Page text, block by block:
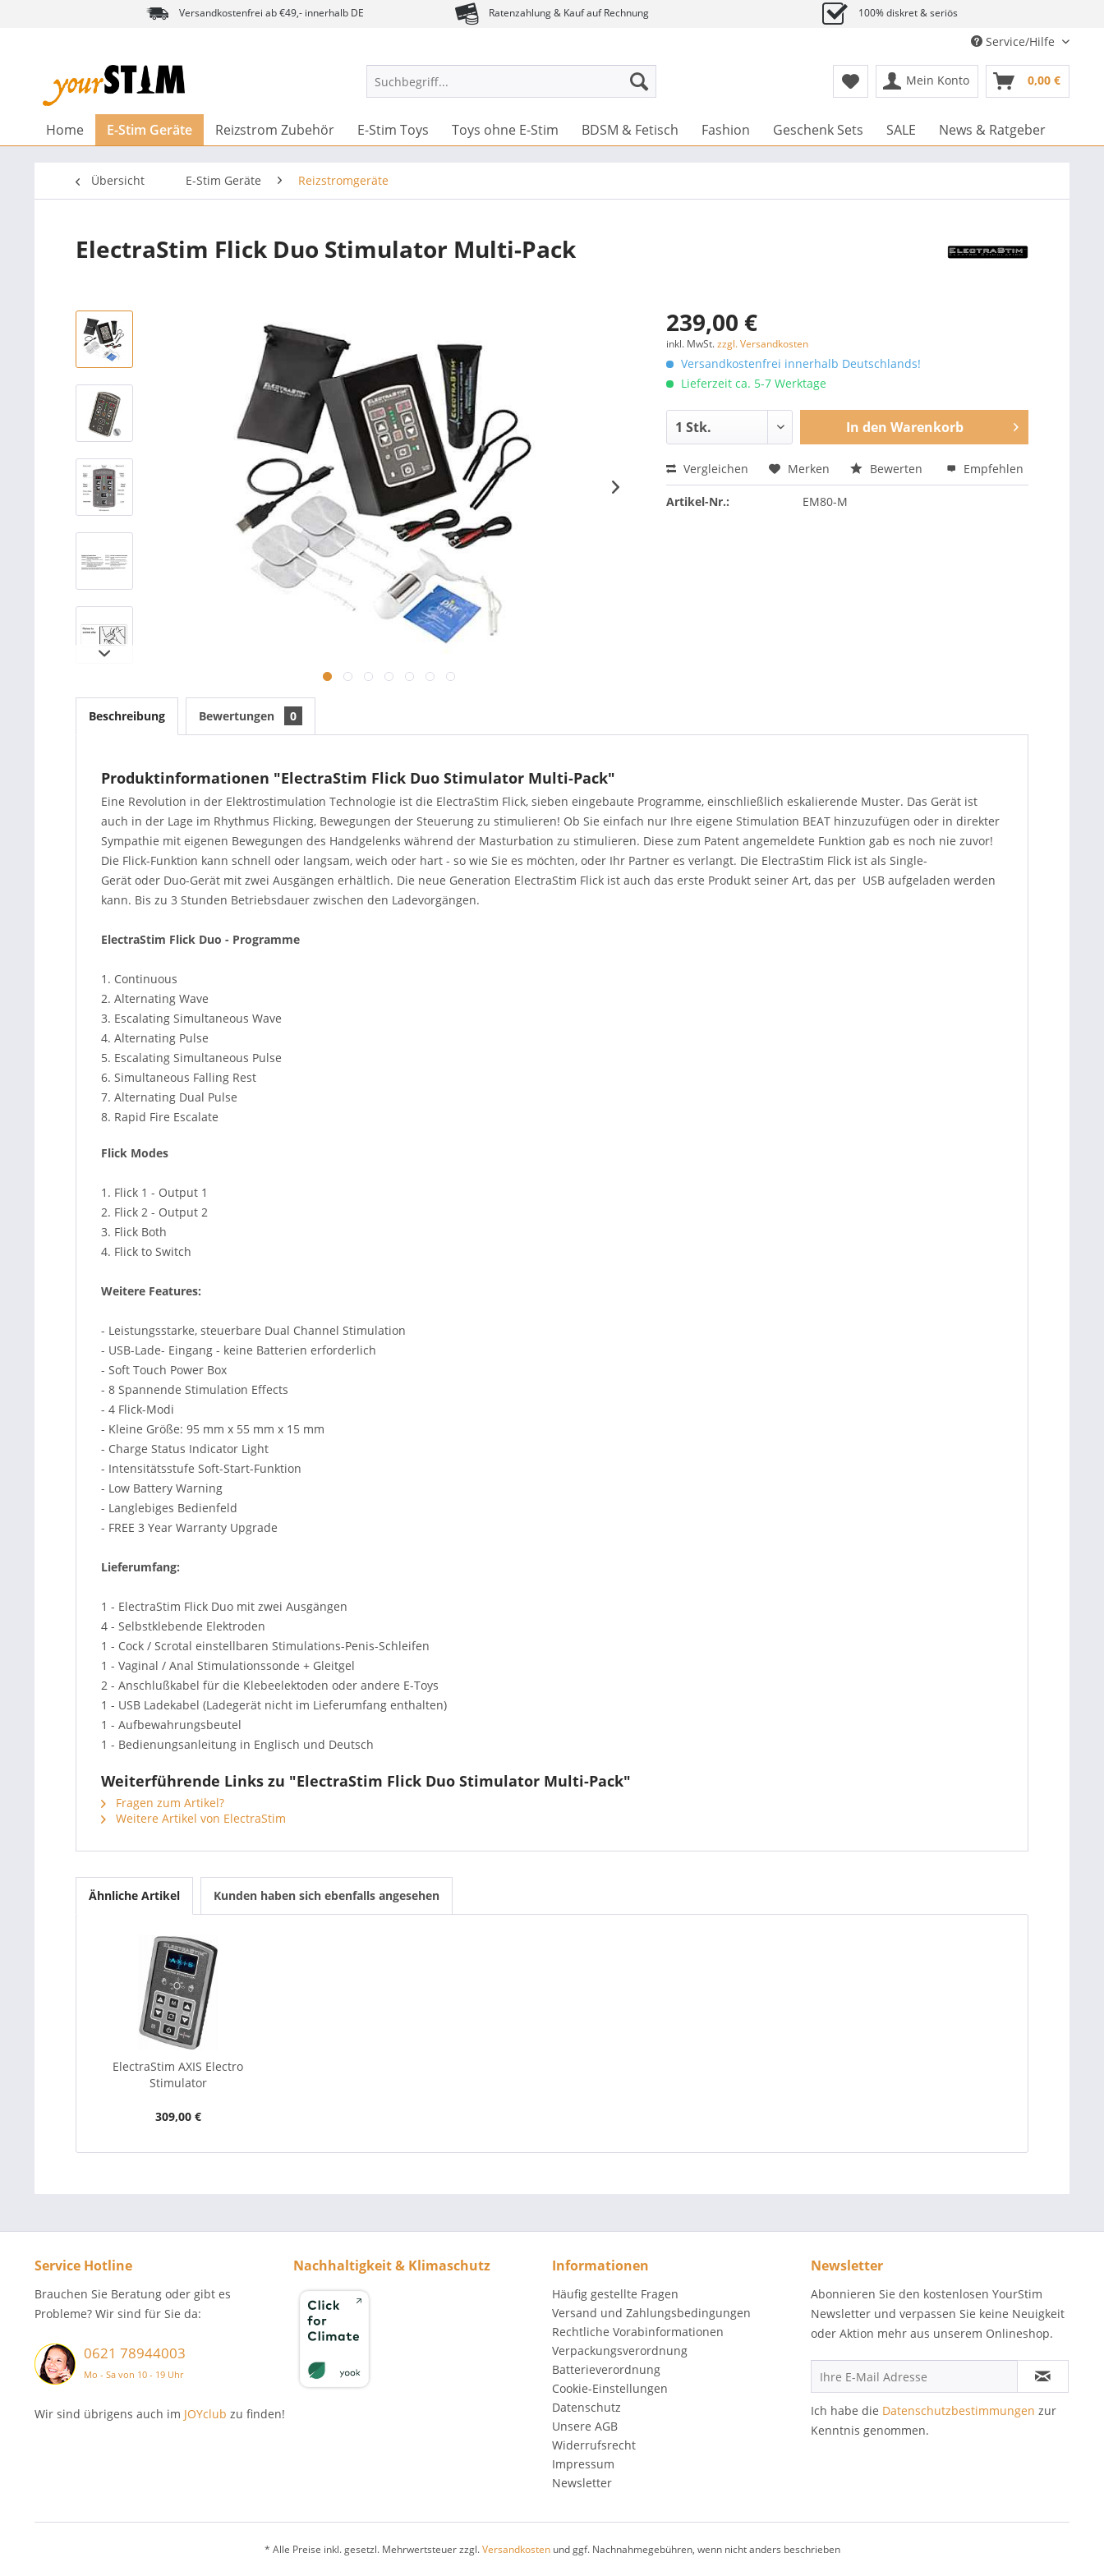
Versandkostenfrei ab €49,- innerhalb DE Ratenzahlung & Kauf auf Rechnung 100% diskret & seriös
Service/Hilfe
Mein Konto 0,00 €
Home E-Stim Geräte Reizstrom Zubehör E-Stim Toys Toys ohne E-Stim BDSM & Fetisch Fashion Geschenk Sets SALE News & Ratgeber
Übersicht E-Stim Geräte Reizstromgeräte
ElectraStim Flick Duo Stimulator Multi-Pack
239,00 €
inkl. MwSt.zzgl. Versandkosten
Versandkostenfrei innerhalb Deutschlands!
Lieferzeit ca. 5-7 Werktage
In den Warenkorb
Vergleichen Merken Bewerten Empfehlen
Artikel-Nr.: EM80-M
Beschreibung Bewertungen 0
Produktinformationen "ElectraStim Flick Duo Stimulator Multi-Pack"
Eine Revolution in der Elektrostimulation Technologie ist die ElectraStim Flick, sieben eingebaute Programme, einschließlich eskalierende Muster. Das Gerät ist
auch in der Lage im Rhythmus Flicking, Bewegungen der Steuerung zu stimulieren! Ob Sie einfach nur Ihre eigene Stimulation BEAT hinzuzufügen oder in direkter
Sympathie mit eigenen Bewegungen des Handgelenks während der Masturbation zu stimulieren. Diese zum Patent angemeldete Funktion gab es noch nie zuvor!
Die Flick-Funktion kann schnell oder langsam, weich oder hart - so wie Sie es möchten, oder Ihr Partner es verlangt. Die ElectraStim Flick ist als Single-
Gerät oder Duo-Gerät mit zwei Ausgängen erhältlich. Die neue Generation ElectraStim Flick ist auch das erste Produkt seiner Art, das per USB aufgeladen werden
kann. Bis zu 3 Stunden Betriebsdauer zwischen den Ladevorgängen.
ElectraStim Flick Duo - Programme
1. Continuous
2. Alternating Wave
3. Escalating Simultaneous Wave
4. Alternating Pulse
5. Escalating Simultaneous Pulse
6. Simultaneous Falling Rest
7. Alternating Dual Pulse
8. Rapid Fire Escalate
Flick Modes
1. Flick 1 - Output 1
2. Flick 2 - Output 2
3. Flick Both
4. Flick to Switch
Weitere Features:
- Leistungsstarke, steuerbare Dual Channel Stimulation
- USB-Lade- Eingang - keine Batterien erforderlich
- Soft Touch Power Box
- 8 Spannende Stimulation Effects
- 4 Flick-Modi
- Kleine Größe: 95 mm x 55 mm x 15 mm
- Charge Status Indicator Light
- Intensitätsstufe Soft-Start-Funktion
- Low Battery Warning
- Langlebiges Bedienfeld
- FREE 3 Year Warranty Upgrade
Lieferumfang:
1 - ElectraStim Flick Duo mit zwei Ausgängen
4 - Selbstklebende Elektroden
1 - Cock / Scrotal einstellbaren Stimulations-Penis-Schleifen
1 - Vaginal / Anal Stimulationssonde + Gleitgel
2 - Anschlußkabel für die Klebeelektoden oder andere E-Toys
1 - USB Ladekabel (Ladegerät nicht im Lieferumfang enthalten)
1 - Aufbewahrungsbeutel
1 - Bedienungsanleitung in Englisch und Deutsch
Weiterführende Links zu "ElectraStim Flick Duo Stimulator Multi-Pack"
Fragen zum Artikel?
Weitere Artikel von ElectraStim
Ähnliche Artikel Kunden haben sich ebenfalls angesehen
ElectraStim AXIS Electro
Stimulator
309,00 €
Service Hotline
Brauchen Sie Beratung oder gibt es
Probleme? Wir sind für Sie da:
0621 78944003
Mo - Sa von 10 - 19 Uhr
Wir sind übrigens auch im JOYclub zu finden!
Nachhaltigkeit & Klimaschutz Informationen
Häufig gestellte Fragen
Versand und Zahlungsbedingungen
Rechtliche Vorabinformationen
Verpackungsverordnung
Batterieverordnung
Cookie-Einstellungen
Datenschutz
Unsere AGB
Widerrufsrecht
Impressum
Newsletter
Newsletter
Abonnieren Sie den kostenlosen YourStim
Newsletter und verpassen Sie keine Neuigkeit
oder Aktion mehr aus unserem Onlineshop.
Ich habe die Datenschutzbestimmungen zur
Kenntnis genommen.
* Alle Preise inkl. gesetzl. Mehrwertsteuer zzgl.Versandkostenund ggf. Nachnahmegebühren, wenn nicht anders beschrieben